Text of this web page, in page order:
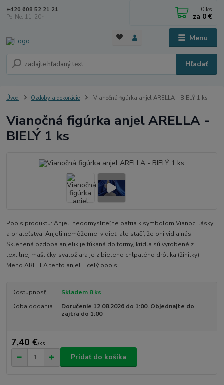
Menu
Hľadať
+420 608 52 21 21
Po-Ne: 11-20h
0 ks
za 0 €
Úvod Ozdoby a dekorácie Vianočná figúrka anjel ARELLA - BIELÝ 1 ks
Vianočná figúrka anjel ARELLA -
BIELÝ 1 ks
Popis produktu: Anjeli neodmysliteľne patria k symbolom Vianoc, lásky
a priateľstva. Anjeli nemôžeme, vidieť, ale stačí, že oni vidia nás.
Sklenená ozdoba anjelik je fúkaná do formy, krídla sú vyrobené z
textilnej mašličky, svätožiara je z bieleho chlpatého drôtika (žinilky).
Meno ARELLA tento anjel... celý popis
Dostupnosť
Skladem 8 ks
Doba dodania
Doručenie 12.08.2026 do 1:00. Objednajte do
zajtra do 1:00
7,40 €/ks
Pridať do košíka